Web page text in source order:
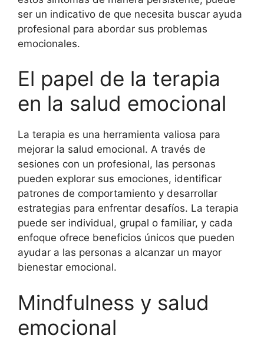
ser un indicativo de que necesita buscar ayuda
profesional para abordar sus problemas
emocionales.
El papel de la terapia
en la salud emocional
La terapia es una herramienta valiosa para
mejorar la salud emocional. A través de
sesiones con un profesional, las personas
pueden explorar sus emociones, identificar
patrones de comportamiento y desarrollar
estrategias para enfrentar desafíos. La terapia
puede ser individual, grupal o familiar, y cada
enfoque ofrece beneficios únicos que pueden
ayudar a las personas a alcanzar un mayor
bienestar emocional.
Mindfulness y salud
emocional